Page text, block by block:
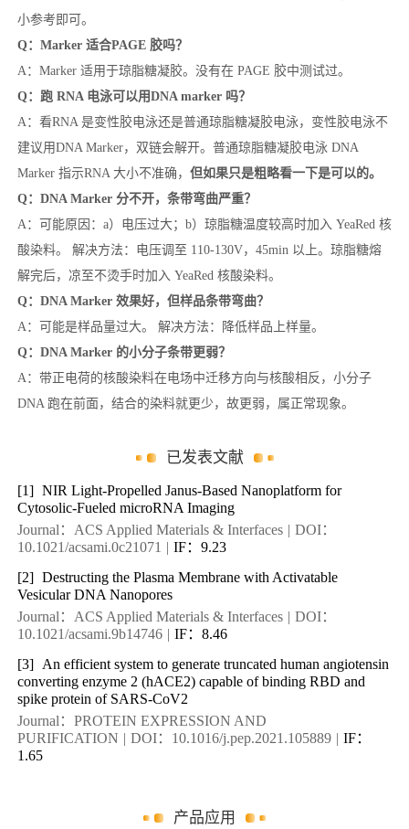
小参考即可。
Q：Marker 适合PAGE 胶吗？
A：Marker 适用于琼脂糖凝胶。没有在 PAGE 胶中测试过。
Q：跑 RNA 电泳可以用DNA marker 吗？
A：看RNA 是变性胶电泳还是普通琼脂糖凝胶电泳，变性胶电泳不
建议用DNA Marker，双链会解开。普通琼脂糖凝胶电泳 DNA
Marker 指示RNA 大小不准确， 但如果只是粗略看一下是可以的。
Q：DNA Marker 分不开，条带弯曲严重？
A：可能原因：a）电压过大；b）琼脂糖温度较高时加入 YeaRed 核
酸染料。 解决方法：电压调至 110-130V，45min 以上。琼脂糖熔
解完后，凉至不烫手时加入 YeaRed 核酸染料。
Q：DNA Marker 效果好，但样品条带弯曲？
A：可能是样品量过大。 解决方法：降低样品上样量。
Q：DNA Marker 的小分子条带更弱？
A：带正电荷的核酸染料在电场中迁移方向与核酸相反，小分子
DNA 跑在前面，结合的染料就更少，故更弱，属正常现象。
已发表文献
[1]
NIR Light-Propelled Janus-Based Nanoplatform for
Cytosolic-Fueled microRNA Imaging
Journal：ACS Applied Materials & Interfaces
DOI：
10.1021/acsami.0c21071
IF：9.23
[2]
Destructing the Plasma Membrane with Activatable
Vesicular DNA Nanopores
Journal：ACS Applied Materials & Interfaces
DOI：
10.1021/acsami.9b14746
IF：8.46
[3]
An efficient system to generate truncated human angiotensin
converting enzyme 2 (hACE2) capable of binding RBD and
spike protein of SARS-CoV2
Journal：PROTEIN EXPRESSION AND
PURIFICATION
DOI：10.1016/j.pep.2021.105889
IF：
1.65
产品应用